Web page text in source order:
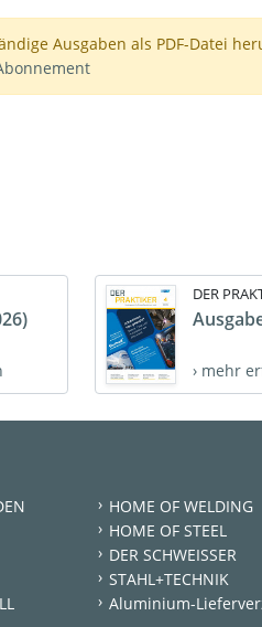
Ausgaben als PDF-Datei
DER
› mehr
HOME OF WELDING
HOME OF STEEL
DER SCHWEISSER
STAHL+TECHNIK
Aluminium-